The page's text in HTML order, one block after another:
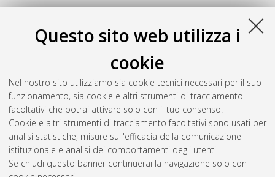
Questo sito web utilizza i
cookie
Nel nostro sito utilizziamo sia cookie tecnici necessari per il suo
funzionamento, sia cookie e altri strumenti di tracciamento
facoltativi che potrai attivare solo con il tuo consenso.
Cookie e altri strumenti di tracciamento facoltativi sono usati per
analisi statistiche, misure sull'efficacia della comunicazione
istituzionale e analisi dei comportamenti degli utenti.
Se chiudi questo banner continuerai la navigazione solo con i
P
Piombo, Marco Andrea(2024)Exploring the influence of
socio-emotional variables on internalizing symptoms and
academic results in primary school children
thesis], Alma Mater Studiorum Università di Bologna.
Dottorato di ricerca inPsychology, 36 Ciclo.
Questa lista e' stata generata il Wed Aug 5 20:44:08 2026